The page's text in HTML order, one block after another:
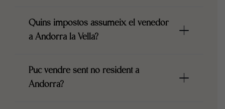
Quins impostos assumeix el venedor
a Andorra la Vella?
Puc vendre sent no resident a
Andorra?